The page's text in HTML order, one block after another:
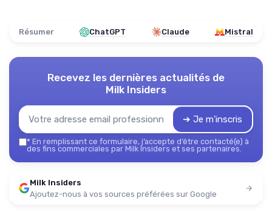
Résumer ChatGPT Claude Mistral
Recevez les dernières actualités de
Milk Insiders
➔ Je m'inscris
* En remplissant ce formulaire, j’accepte d’être contacté(e) à
des fins commerciales par Milk Insiders et ses partenaires.
Milk Insiders
Ajoutez-nous à vos sources préférées sur Google